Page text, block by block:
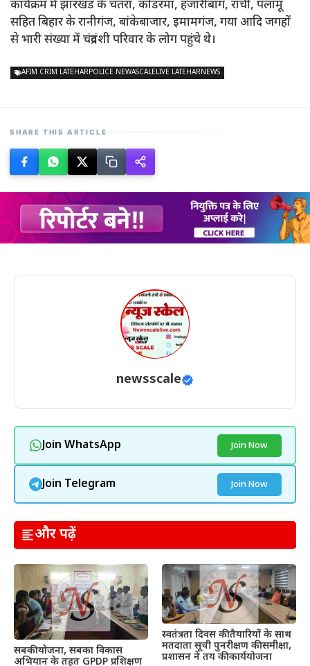
कार्यक्रम में झारखंड के चतरा, कोडरमा, हजारीबाग, रांची, पलामू
सहित बिहार के रानीगंज, बांकेबाजार, इमामगंज, गया आदि जगहों
से भारी संख्या में चंद्रवंशी परिवार के लोग पहुंचे थे।
AFIM CRIM LATEHARPOLICE NEWASCALELIVE LATEHARNEWS
SHARE THIS ARTICLE
newsscale
Join WhatsApp Join Now
Join Telegram Join Now
और पढ़ें
सबकी योजना, सबका विकास
अभियान के तहत GPDP प्रशिक्षण
स्वतंत्रता दिवस की तैयारियों के साथ
मतदाता सूची पुनरीक्षण की समीक्षा,
प्रशासन ने तय की कार्ययोजना